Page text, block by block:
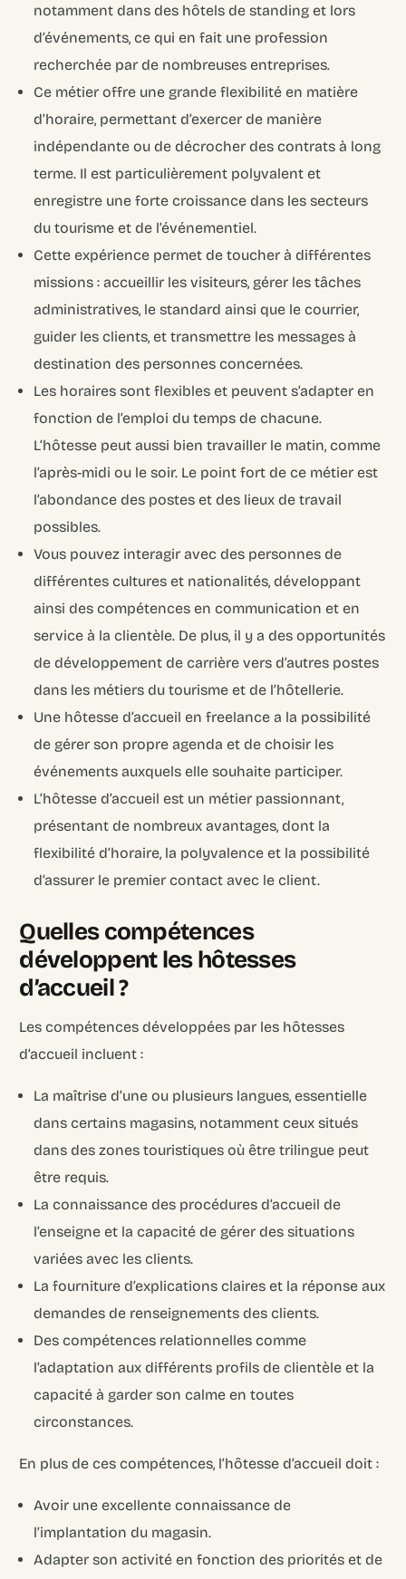
notamment dans des hôtels de standing et lors
d’événements, ce qui en fait une profession
recherchée par de nombreuses entreprises.
Ce métier offre une grande flexibilité en matière
d’horaire, permettant d’exercer de manière
indépendante ou de décrocher des contrats à long
terme. Il est particulièrement polyvalent et
enregistre une forte croissance dans les secteurs
du tourisme et de l’événementiel.
Cette expérience permet de toucher à différentes
missions : accueillir les visiteurs, gérer les tâches
administratives, le standard ainsi que le courrier,
guider les clients, et transmettre les messages à
destination des personnes concernées.
Les horaires sont flexibles et peuvent s’adapter en
fonction de l’emploi du temps de chacune.
L’hôtesse peut aussi bien travailler le matin, comme
l’après-midi ou le soir. Le point fort de ce métier est
l’abondance des postes et des lieux de travail
possibles.
Vous pouvez interagir avec des personnes de
différentes cultures et nationalités, développant
ainsi des compétences en communication et en
service à la clientèle. De plus, il y a des opportunités
de développement de carrière vers d’autres postes
dans les métiers du tourisme et de l’hôtellerie.
Une hôtesse d’accueil en freelance a la possibilité
de gérer son propre agenda et de choisir les
événements auxquels elle souhaite participer.
L’hôtesse d’accueil est un métier passionnant,
présentant de nombreux avantages, dont la
flexibilité d’horaire, la polyvalence et la possibilité
d’assurer le premier contact avec le client.
Quelles compétences
développent les hôtesses
d’accueil ?
Les compétences développées par les hôtesses
d’accueil incluent :
La maîtrise d’une ou plusieurs langues, essentielle
dans certains magasins, notamment ceux situés
dans des zones touristiques où être trilingue peut
être requis.
La connaissance des procédures d’accueil de
l’enseigne et la capacité de gérer des situations
variées avec les clients.
La fourniture d’explications claires et la réponse aux
demandes de renseignements des clients.
Des compétences relationnelles comme
l’adaptation aux différents profils de clientèle et la
capacité à garder son calme en toutes
circonstances.
En plus de ces compétences, l’hôtesse d’accueil doit :
Avoir une excellente connaissance de
l’implantation du magasin.
Adapter son activité en fonction des priorités et de